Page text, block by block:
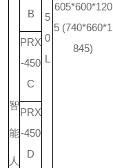
智
能
人
5
0
L
605*600*120
5 (740*660*1
845)
B
PRX
-450
C
PRX
-450
D